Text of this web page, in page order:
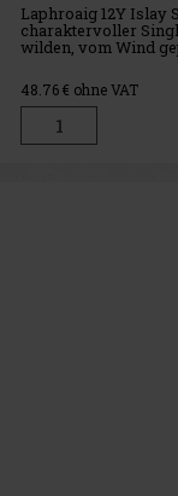
Laphroaig 12Y Islay
charaktervoller
wilden, vom Wind
widerspiegelt. Er
einen
48.76€ ohne VAT